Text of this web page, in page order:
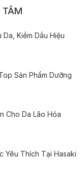
TÂM
Kiềm Dầu Hiệu
Sản Phẩm Dưỡng
Cho Da Lão Hóa
Yêu Thích Tại Hasaki